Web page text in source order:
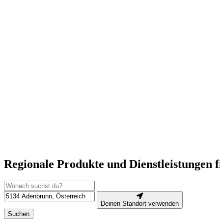
Regionale Produkte und Dienstleistungen
Deinen Standort verwenden
Suchen